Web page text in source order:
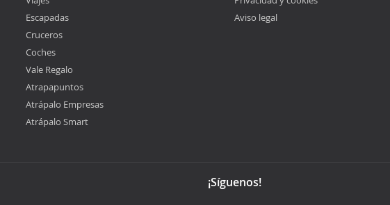
Escapadas
Cruceros
Coches
Vale Regalo
Atrapapuntos
Atrápalo Empresas
Atrápalo Smart
Aviso legal
¡Síguenos!